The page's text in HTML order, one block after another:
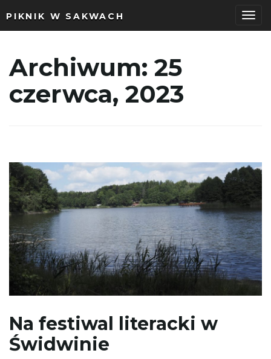
e
ł
PIKNIK W SAKWACH
Archiwum: 25
czerwca, 2023
Na festiwal literacki w
Świdwinie